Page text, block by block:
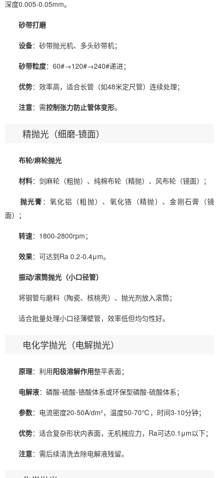
深度0.005-0.05mm。
砂带打磨
设备：砂带抛光机、多头砂带机；
砂带粒度：60#→120#→240#递进；
优势：效率高，适合长管（如48米定尺管）连续处理；
注意：需控制张力防止管体变形。
精抛光（细磨-镜面）
布轮/麻轮抛光
材料：剑麻轮（粗抛）、纯棉布轮（精抛）、风布轮（镜面）；
抛光膏 ：氧化铝（粗抛）、氧化铬（精抛）、金刚石膏（镜
面）；
转速：1800-2800rpm；
效果：可达到Ra 0.2-0.4μm。
振动/滚筒抛光（小口径管）
将钢管与磨料（陶瓷、核桃壳）、抛光剂放入滚筒；
适合批量处理小口径薄壁管，效率低但均匀性好。
电化学抛光（电解抛光）
原理：利用阳极溶解作用整平表面；
电解液：磷酸-硫酸-铬酸体系或环保型磷酸-硫酸体系；
参数：电流密度20-50A/dm²，温度50-70℃，时间3-10分钟；
优势：适合复杂形状内表面，无机械应力，Ra可达0.1μm以下；
注意：需后续清洗去除电解液残留。